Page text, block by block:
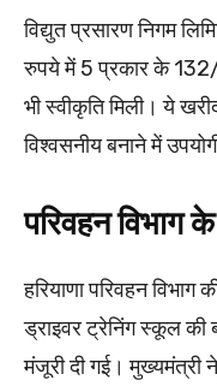
विद्युत प्रसारण निगम
रुपये में 5 प्रकार के
भी स्वीकृति मिली। ये
विश्वसनीय बनाने में
परिवहन विभाग
हरियाणा परिवहन विभाग
ड्राइवर ट्रेनिंग स्कूल की
मंजूरी दी गई। मुख्यमंत्री